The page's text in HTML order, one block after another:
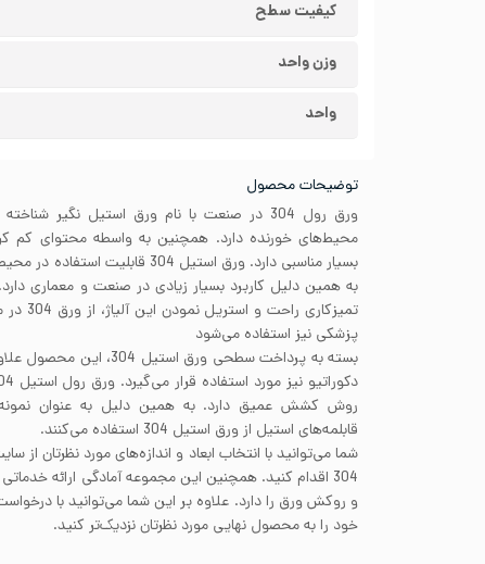
کیفیت سطح
وزن واحد
واحد
توضیحات محصول
ورق رول 304 در صنعت با نام ورق استیل نگیر
محیط‌های خورنده دارد. همچنین به واسطه محتوای کم
بسیار مناسبی دارد. ورق استیل 304
به همین دلیل کاربرد بسیار زیادی در صنعت و معماری
پزشکی نیز استفاده می‌شود
بسته به پرداخت سطحی ورق
روش کشش عمیق دارد. به همین دلیل به عنوان
قابلمه‌های استیل از ورق استیل 304 استفاده می‌کنند.
شما می‌توانید با انتخاب ابعاد و اندازه‌های مورد نظرتان
304 اقدام کنید. همچنین این مجموعه آمادگی ارائه
و روکش ورق را دارد. علاوه بر این شما می‌توانید با
خود را به محصول نهایی مورد نظرتان نزدیک‌تر کنید.